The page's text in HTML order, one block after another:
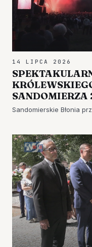
14 LIPCA 2026
SANDOMIERZA
Sandomierskie Błonia